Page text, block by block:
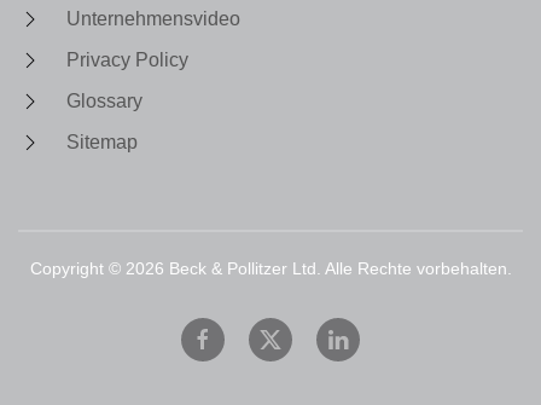
Unternehmensvideo
Privacy Policy
Glossary
Sitemap
Copyright © 2026 Beck & Pollitzer Ltd. Alle Rechte vorbehalten.